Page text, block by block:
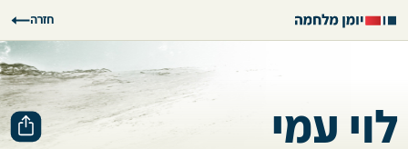
חזרה
לוי עמי